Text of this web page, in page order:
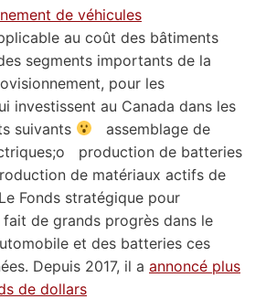
de véhicules
au coût des bâtiments
segments importants de la
pour les
investissent au Canada dans les
suivants
assemblage de
production de batteries
de matériaux actifs de
Fonds stratégique pour
fait de grands progrès dans le
et des batteries ces
Depuis 2017, il a annoncé plus
de dollars